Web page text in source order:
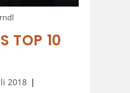
TOP 10
2018